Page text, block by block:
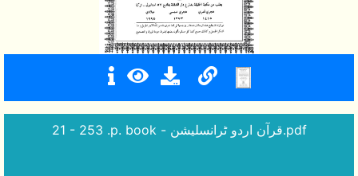
21 - 253 .p. book - قرآن اردو ٹرانسلیشن.pdf